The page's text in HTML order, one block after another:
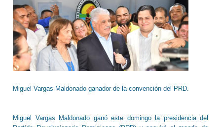
Miguel Vargas Maldonado ganador de la convención del PRD.
Miguel Vargas Maldonado ganó este domingo la presidencia del